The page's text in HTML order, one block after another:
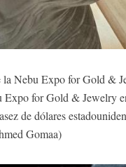
Nebu Expo for Gold &
for Gold & Jewelry
de dólares
Gomaa)